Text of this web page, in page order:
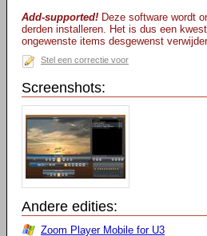
Add-supported! Deze software wordt
derden installeren. Het is dus een
ongewenste items desgewenst
Stel een correctie voor
Screenshots:
Andere edities:
Zoom Player Mobile for U3